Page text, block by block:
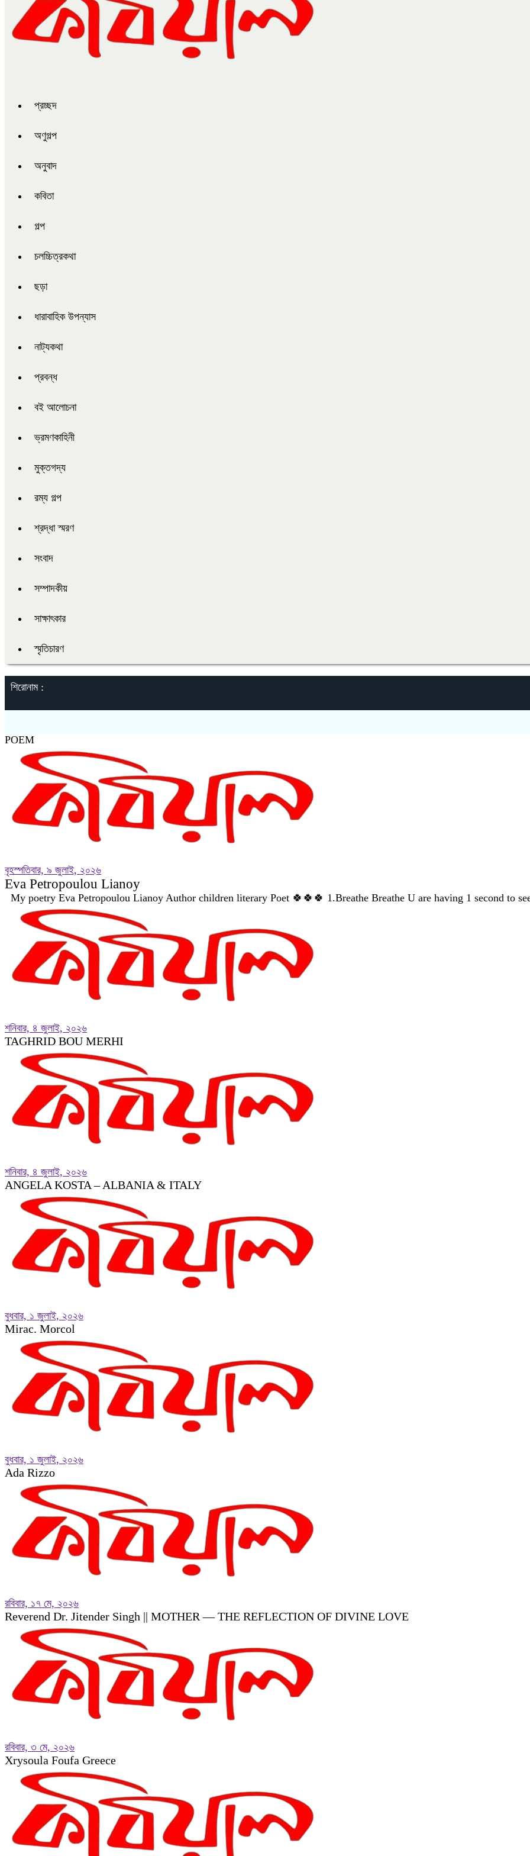
প্রচ্ছদ
অণুগল্প
অনুবাদ
কবিতা
গল্প
চলচ্চিত্রকথা
ছড়া
ধারাবাহিক উপন্যাস
নাট্যকথা
প্রবন্ধ
বই আলোচনা
ভ্রমণকাহিনী
মুক্তগদ্য
রম্য গল্প
শ্রদ্ধা স্মরণ
সংবাদ
সম্পাদকীয়
সাক্ষাৎকার
স্মৃতিচারণ
শিরোনাম :
POEM
বৃহস্পতিবার, ৯ জুলাই, ২০২৬
Eva Petropoulou Lianoy
My poetry Eva Petropoulou Lianoy Author children literary Poet 🍀🍀🍀 1.Breathe Breathe U are having 1 second to
শনিবার, ৪ জুলাই, ২০২৬
TAGHRID BOU MERHI
শনিবার, ৪ জুলাই, ২০২৬
ANGELA KOSTA – ALBANIA & ITALY
বুধবার, ১ জুলাই, ২০২৬
Mirac. Morcol
বুধবার, ১ জুলাই, ২০২৬
Ada Rizzo
রবিবার, ১৭ মে, ২০২৬
Reverend Dr. Jitender Singh || MOTHER — THE REFLECTION OF DIVINE LOVE
রবিবার, ৩ মে, ২০২৬
Xrysoula Foufa Greece